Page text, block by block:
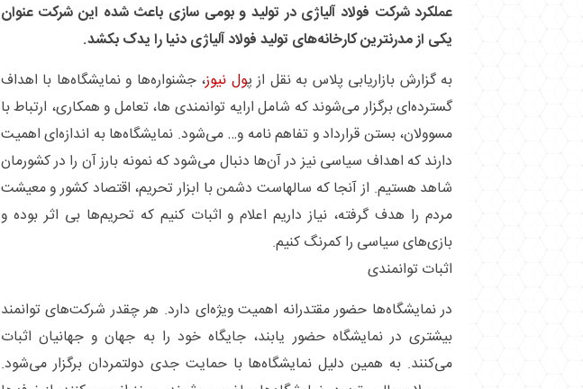
عملکرد شرکت فولاد آلیاژی در تولید و بومی سازی باعث شده این شرکت عنوان
یکی از مدرنترین کارخانه‌های تولید فولاد آلیاژی دنیا را یدک بکشد.
به گزارش بازاریابی پلاس به نقل از پول نیوز، جشنواره‌ها و نمایشگاه‌ها با اهداف
گسترده‌ای برگزار می‌شوند که شامل ارایه توانمندی ها، تعامل و همکاری، ارتباط با
مسوولان، بستن قرارداد و تفاهم نامه و… می‌شود. نمایشگاه‌ها به اندازه‌ای اهمیت
دارند که اهداف سیاسی نیز در آن‌ها دنبال می‌شود که نمونه بارز آن را در کشورمان
شاهد هستیم. از آنجا که سالهاست دشمن با ابزار تحریم، اقتصاد کشور و معیشت
مردم را هدف گرفته، نیاز داریم اعلام و اثبات کنیم که تحریم‌ها بی اثر بوده و
بازی‌های سیاسی را کمرنگ کنیم.
اثبات توانمندی
در نمایشگاه‌ها حضور مقتدرانه اهمیت ویژه‌ای دارد. هر چقدر شرکت‌های توانمند
بیشتری در نمایشگاه حضور یابند، جایگاه خود را به جهان و جهانیان اثبات
می‌کنند. به همین دلیل نمایشگاه‌ها با حمایت جدی دولتمردان برگزار می‌شود.